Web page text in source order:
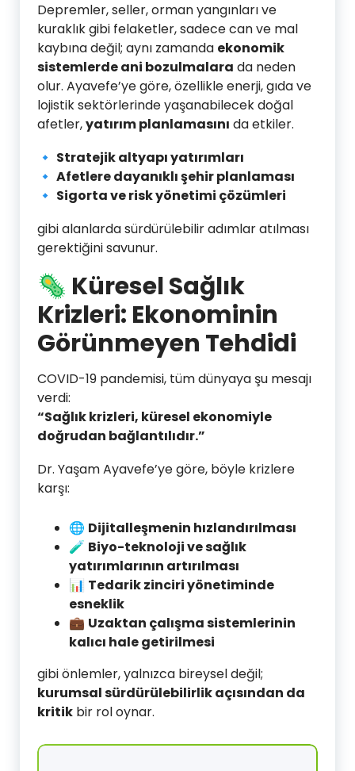
Depremler, seller, orman yangınları ve
kuraklık gibi felaketler, sadece can ve mal
kaybına değil; aynı zamanda ekonomik
sistemlerde ani bozulmalara da neden
olur. Ayavefe’ye göre, özellikle enerji, gıda ve
lojistik sektörlerinde yaşanabilecek doğal
afetler,yatırım planlamasını da etkiler.
🔹 Stratejik altyapı yatırımları
🔹 Afetlere dayanıklı şehir planlaması
🔹 Sigorta ve risk yönetimi çözümleri
gibi alanlarda sürdürülebilir adımlar atılması
gerektiğini savunur.
🦠 Küresel Sağlık
Krizleri: Ekonominin
Görünmeyen Tehdidi
COVID-19 pandemisi, tüm dünyaya şu mesajı
verdi:
“Sağlık krizleri, küresel ekonomiyle
doğrudan bağlantılıdır.”
Dr. Yaşam Ayavefe’ye göre, böyle krizlere
karşı:
🌐 Dijitalleşmenin hızlandırılması
🧪 Biyo-teknoloji ve sağlık
yatırımlarının artırılması
📊 Tedarik zinciri yönetiminde
esneklik
💼 Uzaktan çalışma sistemlerinin
kalıcı hale getirilmesi
gibi önlemler, yalnızca bireysel değil;
kurumsal sürdürülebilirlik açısından da
kritik bir rol oynar.